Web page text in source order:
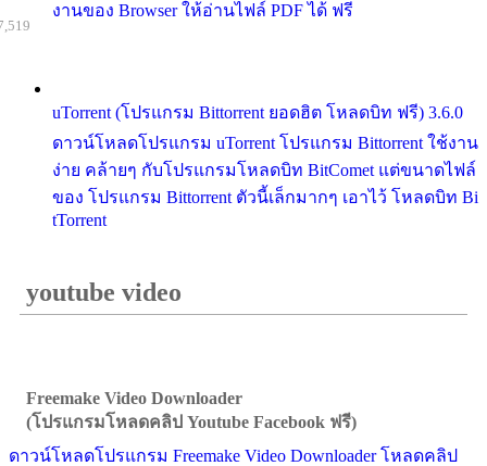
งานของ Browser ให้อ่านไฟล์ PDF ได้ ฟรี
uTorrent (โปรแกรม Bittorrent ยอดฮิต โหลดบิท ฟรี) 3.6.0
ดาวน์โหลดโปรแกรม uTorrent โปรแกรม Bittorrent ใช้งาน
ง่าย คล้ายๆ กับโปรแกรมโหลดบิท BitComet แต่ขนาดไฟล์
ของ โปรแกรม Bittorrent ตัวนี้เล็กมากๆ เอาไว้ โหลดบิท Bi
tTorrent
youtube video
Freemake Video Downloader
(โปรแกรมโหลดคลิป Youtube Facebook ฟรี)
ดาวน์โหลดโปรแกรม Freemake Video Downloader โหลดคลิป